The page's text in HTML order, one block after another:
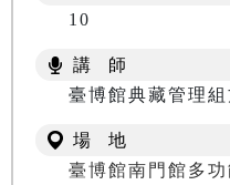
10
講 師
臺博館典藏管理
場 地
臺博館南門館多